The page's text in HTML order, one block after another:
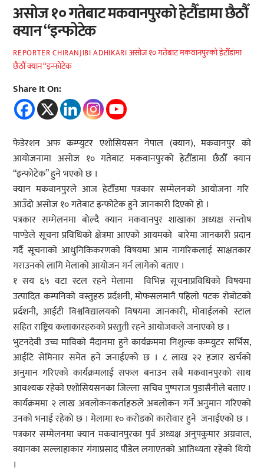
असोज १० गतेबाट मकवानपुरको हेटौँडामा छैठौँ
क्यान “इन्फोटेक
REPORTER CHIRANJIBI ADHIKARIअसोज १० गतेबाट मकवानपुरको हेटौँडामा
छैठौँ क्यान “इन्फोटेक
Share It On:
फेडेरशन अफ कम्प्युटर एशोसियसन नेपाल (क्यान), मकवानपुर को
आयोजनामा असोज १० गतेबाट मकवानपुरको हेटौँडामा छैठौँ क्यान
“इन्फोटेक” हुने भएको छ ।
क्यान मकवानपुरले आज हेटौँडमा पत्रकार सम्मेलनको आयोजना गरि
आउँदो असोज १० गतेबाट इन्फोटेक हुने जानकारी दिएको हो ।
पत्रकार सम्मेलनमा बोल्दै क्यान मकवानपुर शाखाका अध्यक्ष सन्तोष
पाण्डेले सूचना प्रविधिको क्षेत्रमा आएको आयमको बारेमा जानकारी प्रदान
गर्दै सूचनाको आधुनिकिकरणको विषयमा आम नागरिकलाई साक्षतकार
गराउनको लागि मेलाको आयोजन गर्न लागेको बताए ।
१ सय ६५ वटा स्टल रहने मेलामा विभिन्न सूचनाप्रविधिको विषयमा
उत्पादित कम्पनिको वस्तुहरु प्रर्दशनी, मोफसलमानै पहिलो पटक रोबोटको
प्रर्दशनी, आईटी विश्वविद्यालयको विषयमा जानकारी, मोवाईलको स्टाल
सहित राष्ट्रिय कलाकारहरुको प्रस्तुती रहने आयोजकले जनाएको छ ।
भुटनदेवी उच्च माविको मैदानमा हुने कार्यक्रममा निशुल्क कम्प्युटर सर्भिस,
आईटि सेमिनार समेत हने जनाईएको छ । ८ लाख २२ हजार खर्चको
अनुमान गरिएको कार्यक्रमलाई सफल बनाउन सबै मकवानपुरको साथ
आवश्यक रहेको एशोसियसनका जिल्ला सचिव पुष्पराज पुडासैनीले बताए ।
कार्यक्रममा २ लाख अवलोकनकर्ताहरुले अबलोकन गर्ने अनुमान गरिएको
उनको भनाई रहेको छ । मेलामा १० करोडको कारोवार हुने जनाईएको छ ।
पत्रकार सम्मेलनमा क्यान मकवानपुरका पुर्व अध्यक्ष अनुपकुमार अग्रवाल,
क्यानका सल्लाहाकार गंगाप्रसाद पौडेल लगाएतको आतिथ्यता रहेको थियो
।